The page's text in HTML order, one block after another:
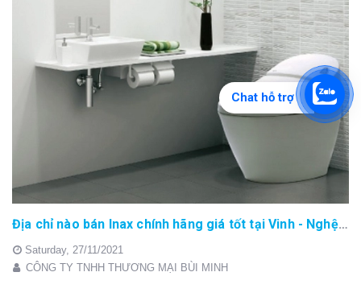
Địa chỉ nào bán Inax chính hãng giá tốt tại Vinh - Nghệ An
Saturday, 27/11/2021
CÔNG TY TNHH THƯƠNG MẠI BÙI MINH
Chat hỗ trợ